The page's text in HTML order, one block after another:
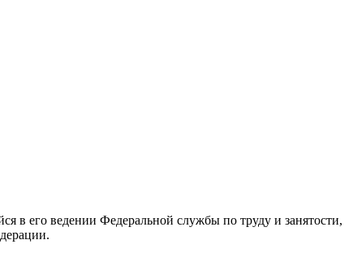
в его ведении Федеральной службы по труду и занятости,